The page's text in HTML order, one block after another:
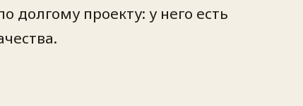
долгому проекту: у него есть